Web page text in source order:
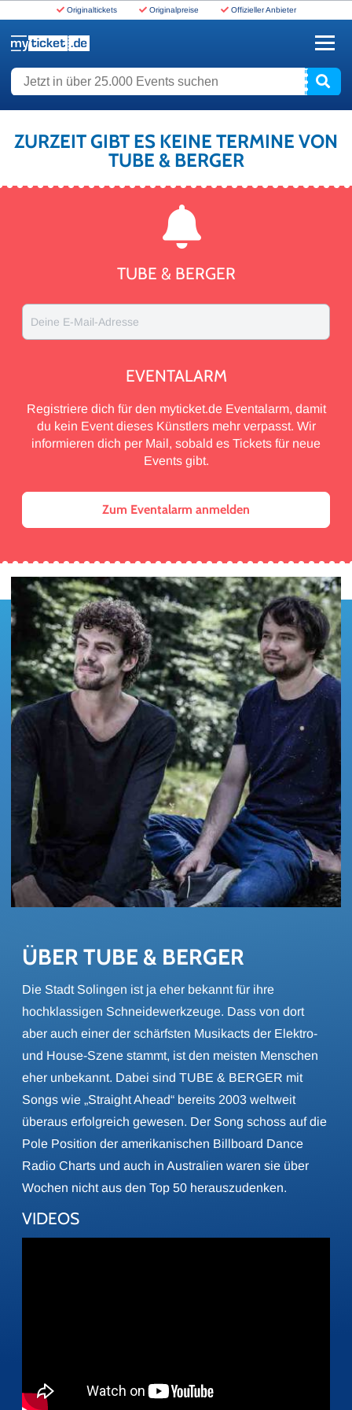
Originaltickets Originalpreise Offizieller Anbieter
Jetzt in über 25.000 Events suchen
ZURZEIT GIBT ES KEINE TERMINE VON
TUBE & BERGER
TUBE & BERGER
Deine E-Mail-Adresse
EVENTALARM
Registriere dich für den myticket.de Eventalarm, damit
du kein Event dieses Künstlers mehr verpasst. Wir
informieren dich per Mail, sobald es Tickets für neue
Events gibt.
Zum Eventalarm anmelden
ÜBER TUBE & BER­GER
Die Stadt Solingen ist ja eher bekannt für ihre
hochklassigen Schneidewerkzeuge. Dass von dort
aber auch einer der schärfsten Musikacts der Elektro-
und House-Szene stammt, ist den meisten Menschen
eher unbekannt. Dabei sind TUBE & BERGER mit
Songs wie „Straight Ahead“ bereits 2003 weltweit
überaus erfolgreich gewesen. Der Song schoss auf die
Pole Position der amerikanischen Billboard Dance
Radio Charts und auch in Australien waren sie über
Wochen nicht aus den Top 50 herauszudenken.
VIDEOS